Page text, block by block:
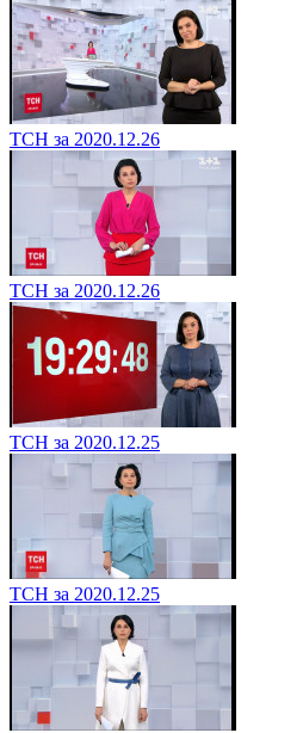
ТСН за 2020.12.26
ТСН за 2020.12.26
ТСН за 2020.12.25
ТСН за 2020.12.25